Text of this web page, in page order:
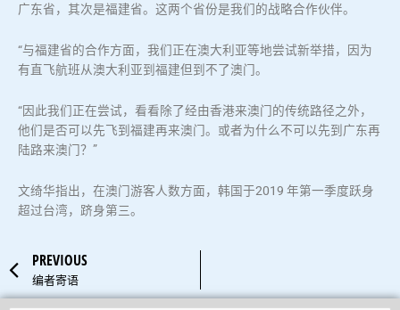
广东省，其次是福建省。这两个省份是我们的战略合作伙伴。
“与福建省的合作方面，我们正在澳大利亚等地尝试新举措，因为
有直飞航班从澳大利亚到福建但到不了澳门。
“因此我们正在尝试，看看除了经由香港来澳门的传统路径之外，
他们是否可以先飞到福建再来澳门。或者为什么不可以先到广东再
陆路来澳门？”
文绮华指出，在澳门游客人数方面，韩国于2019 年第一季度跃身
超过台湾，跻身第三。
Prev
PREVIOUS
编者寄语